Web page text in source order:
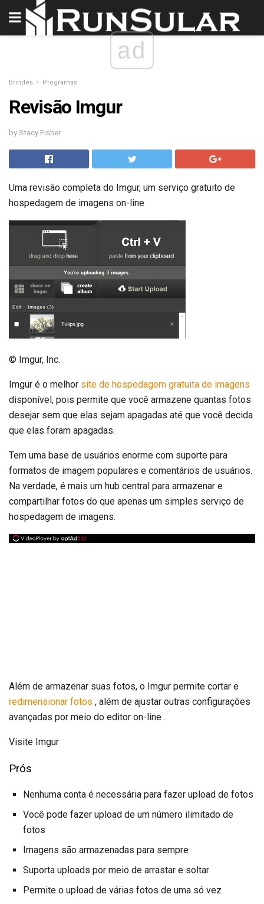
ad
Brindes Programas
Revisão Imgur
by Stacy Fisher
Uma revisão completa do Imgur, um serviço gratuito de
hospedagem de imagens on-line
© Imgur, Inc.
Imgur é o melhor site de hospedagem gratuita de imagens
disponível, pois permite que você armazene quantas fotos
desejar sem que elas sejam apagadas até que você decida
que elas foram apagadas.
Tem uma base de usuários enorme com suporte para
formatos de imagem populares e comentários de usuários.
Na verdade, é mais um hub central para armazenar e
compartilhar fotos do que apenas um simples serviço de
hospedagem de imagens.
Além de armazenar suas fotos, o Imgur permite cortar e
redimensionar fotos , além de ajustar outras configurações
avançadas por meio do editor on-line .
Visite Imgur
Prós
Nenhuma conta é necessária para fazer upload de fotos
Você pode fazer upload de um número ilimitado de
fotos
Imagens são armazenadas para sempre
Suporta uploads por meio de arrastar e soltar
Permite o upload de várias fotos de uma só vez